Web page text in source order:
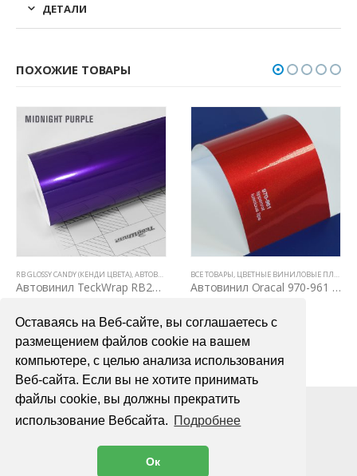
Оставаясь на Веб-сайте, вы соглашаетесь с
размещением файлов cookie на вашем
компьютере, с целью анализа использования
Веб-сайта. Если вы не хотите принимать
файлы cookie, вы должны прекратить
использование Вебсайта. Подробнее
Ок
ДЕТАЛИ
ПОХОЖИЕ ТОВАРЫ
АВТОВИНИЛ ORACAL (ГЕРМАНИЯ),GLOSS
RB GLOSSY CANDY (КЕНДИ ЦВЕТА),АВТОВИНИЛ TECKWRAP ,ВСЕ ТОВАРЫ,ЦВЕТНЫЕ ВИНИЛОВЫЕ
Автовинил TeckWrap RB20 Midnight Purple
В КОРЗИНУ
ВСЕ ТОВАРЫ, ЦВЕТНЫЕ ВИНИЛОВЫЕ ПЛЕНКИ
Автовинил Oracal 970-961 luscious lips – красный, глянец
В КОРЗИНУ